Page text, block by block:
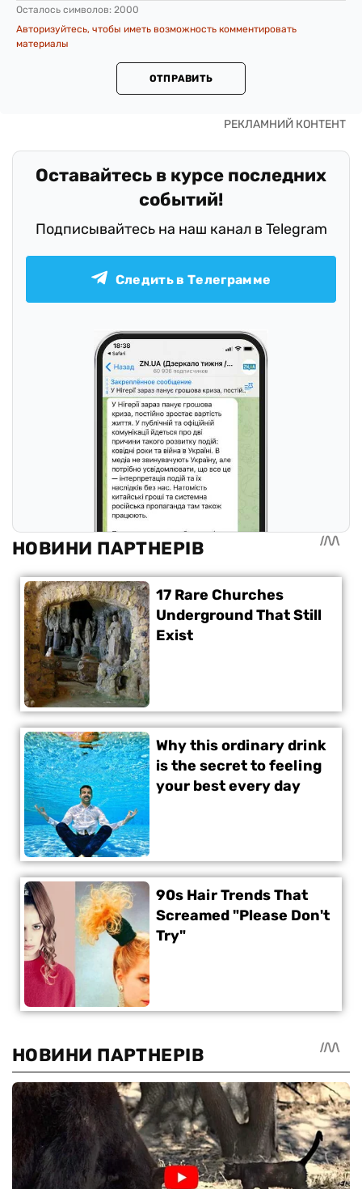
Осталось символов: 2000
Авторизуйтесь, чтобы иметь возможность комментировать
материалы
ОТПРАВИТЬ
Оставайтесь в курсе последних
событий!
Подписывайтесь на наш канал в Telegram
Следить в Телеграмме